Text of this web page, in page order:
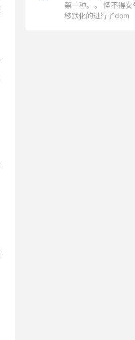
第一种。。 怪不得
移默化的进行了dom